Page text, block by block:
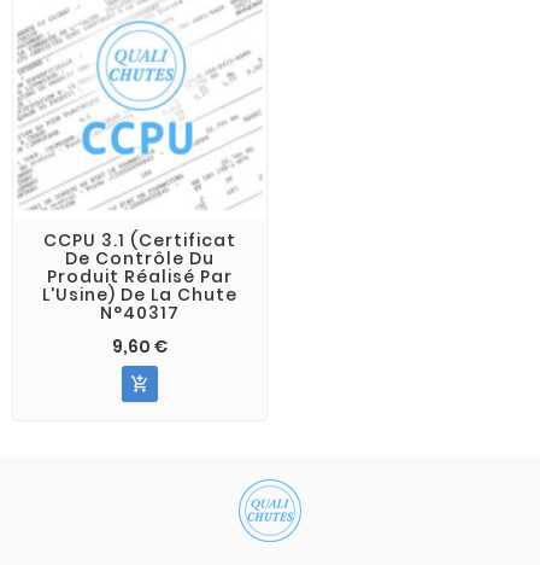
CCPU 3.1 (Certificat
De Contrôle Du
Produit Réalisé Par
L'Usine) De La Chute
N°40317
9,60 €
